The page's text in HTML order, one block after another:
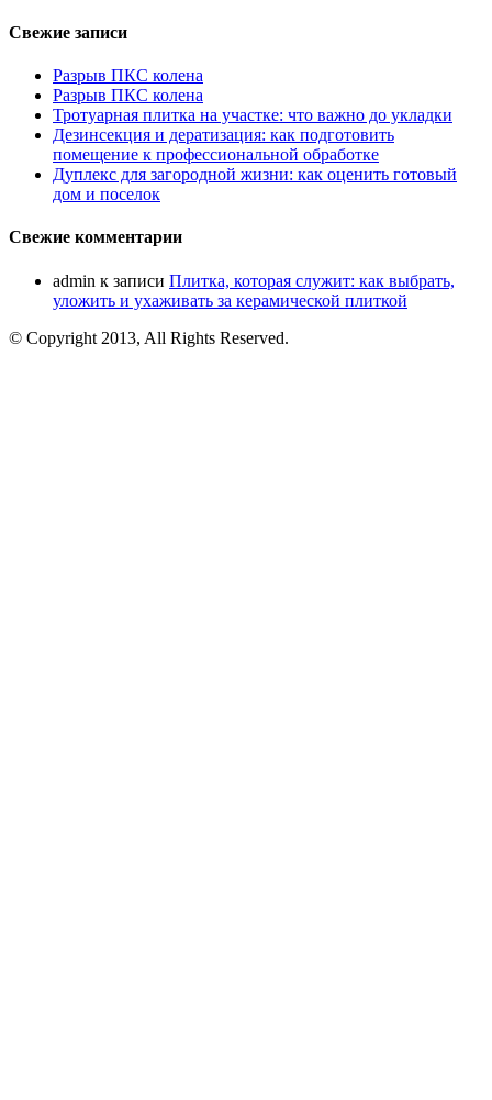
Свежие записи
Разрыв ПКС колена
Разрыв ПКС колена
Тротуарная плитка на участке: что важно до укладки
Дезинсекция и дератизация: как подготовить
помещение к профессиональной обработке
Дуплекс для загородной жизни: как оценить готовый
дом и поселок
Свежие комментарии
admin к записи Плитка, которая служит: как выбрать,
уложить и ухаживать за керамической плиткой
© Copyright 2013, All Rights Reserved.